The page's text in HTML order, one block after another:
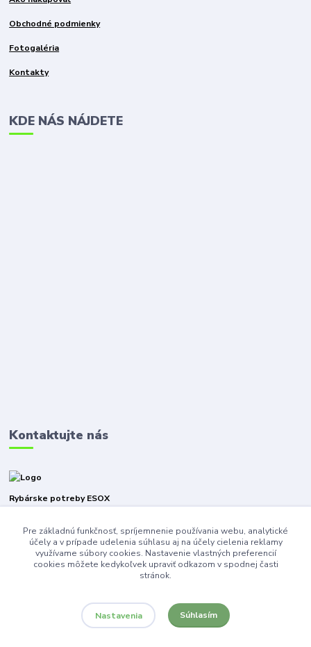
Obchodné podmienky
Fotogaléria
Kontakty
KDE NÁS NÁJDETE
Kontaktujte nás
Rybárske potreby ESOX
+421940316471
esoxnz@gmail.com
Pre základnú funkčnosť, spríjemnenie používania webu, analytické
účely a v prípade udelenia súhlasu aj na účely cielenia reklamy
využívame súbory cookies. Nastavenie vlastných preferencií
cookies môžete kedykoľvek upraviť odkazom v spodnej časti
stránok.
Nastavenia Súhlasím